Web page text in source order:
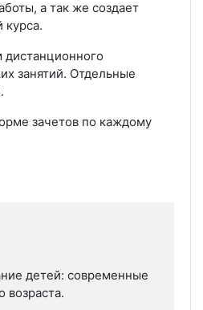
а так же создает
курса.
занятий. Отдельные
зачетов по каждому
детей: современные
возраста.